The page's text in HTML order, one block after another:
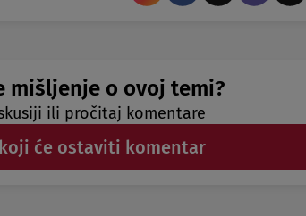
mišljenje o ovoj temi?
ili pročitaj komentare
će ostaviti komentar